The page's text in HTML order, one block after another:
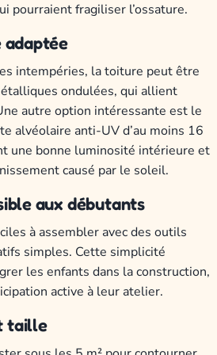
pourraient fragiliser l’ossature.
adaptée
intempéries, la toiture peut être
ondulées, qui allient
autre option intéressante est le
alvéolaire anti-UV d’au moins 16
une bonne luminosité intérieure et
causé par le soleil.
aux débutants
à assembler avec des outils
simples. Cette simplicité
les enfants dans la construction,
active à leur atelier.
taille